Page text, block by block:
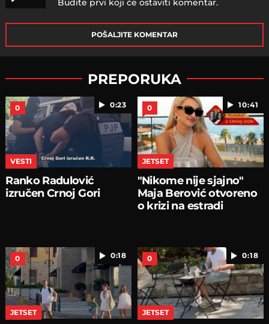
Budite prvi koji će ostaviti komentar.
POŠALJITE KOMENTAR
PREPORUKA
0:23
0
VESTI
Ranko Radulović
izručen Crnoj Gori
10:41
0
JETSET
"Nikome nije sjajno"
Maja Berović otvoreno
o krizi na estradi
0:18
0
JETSET
0:18
0
JETSET